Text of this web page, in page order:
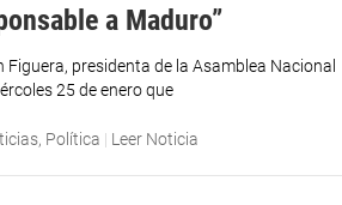
a Maduro”
presidenta de la Asamblea Nacional
25 de enero que
, Política | Leer Noticia